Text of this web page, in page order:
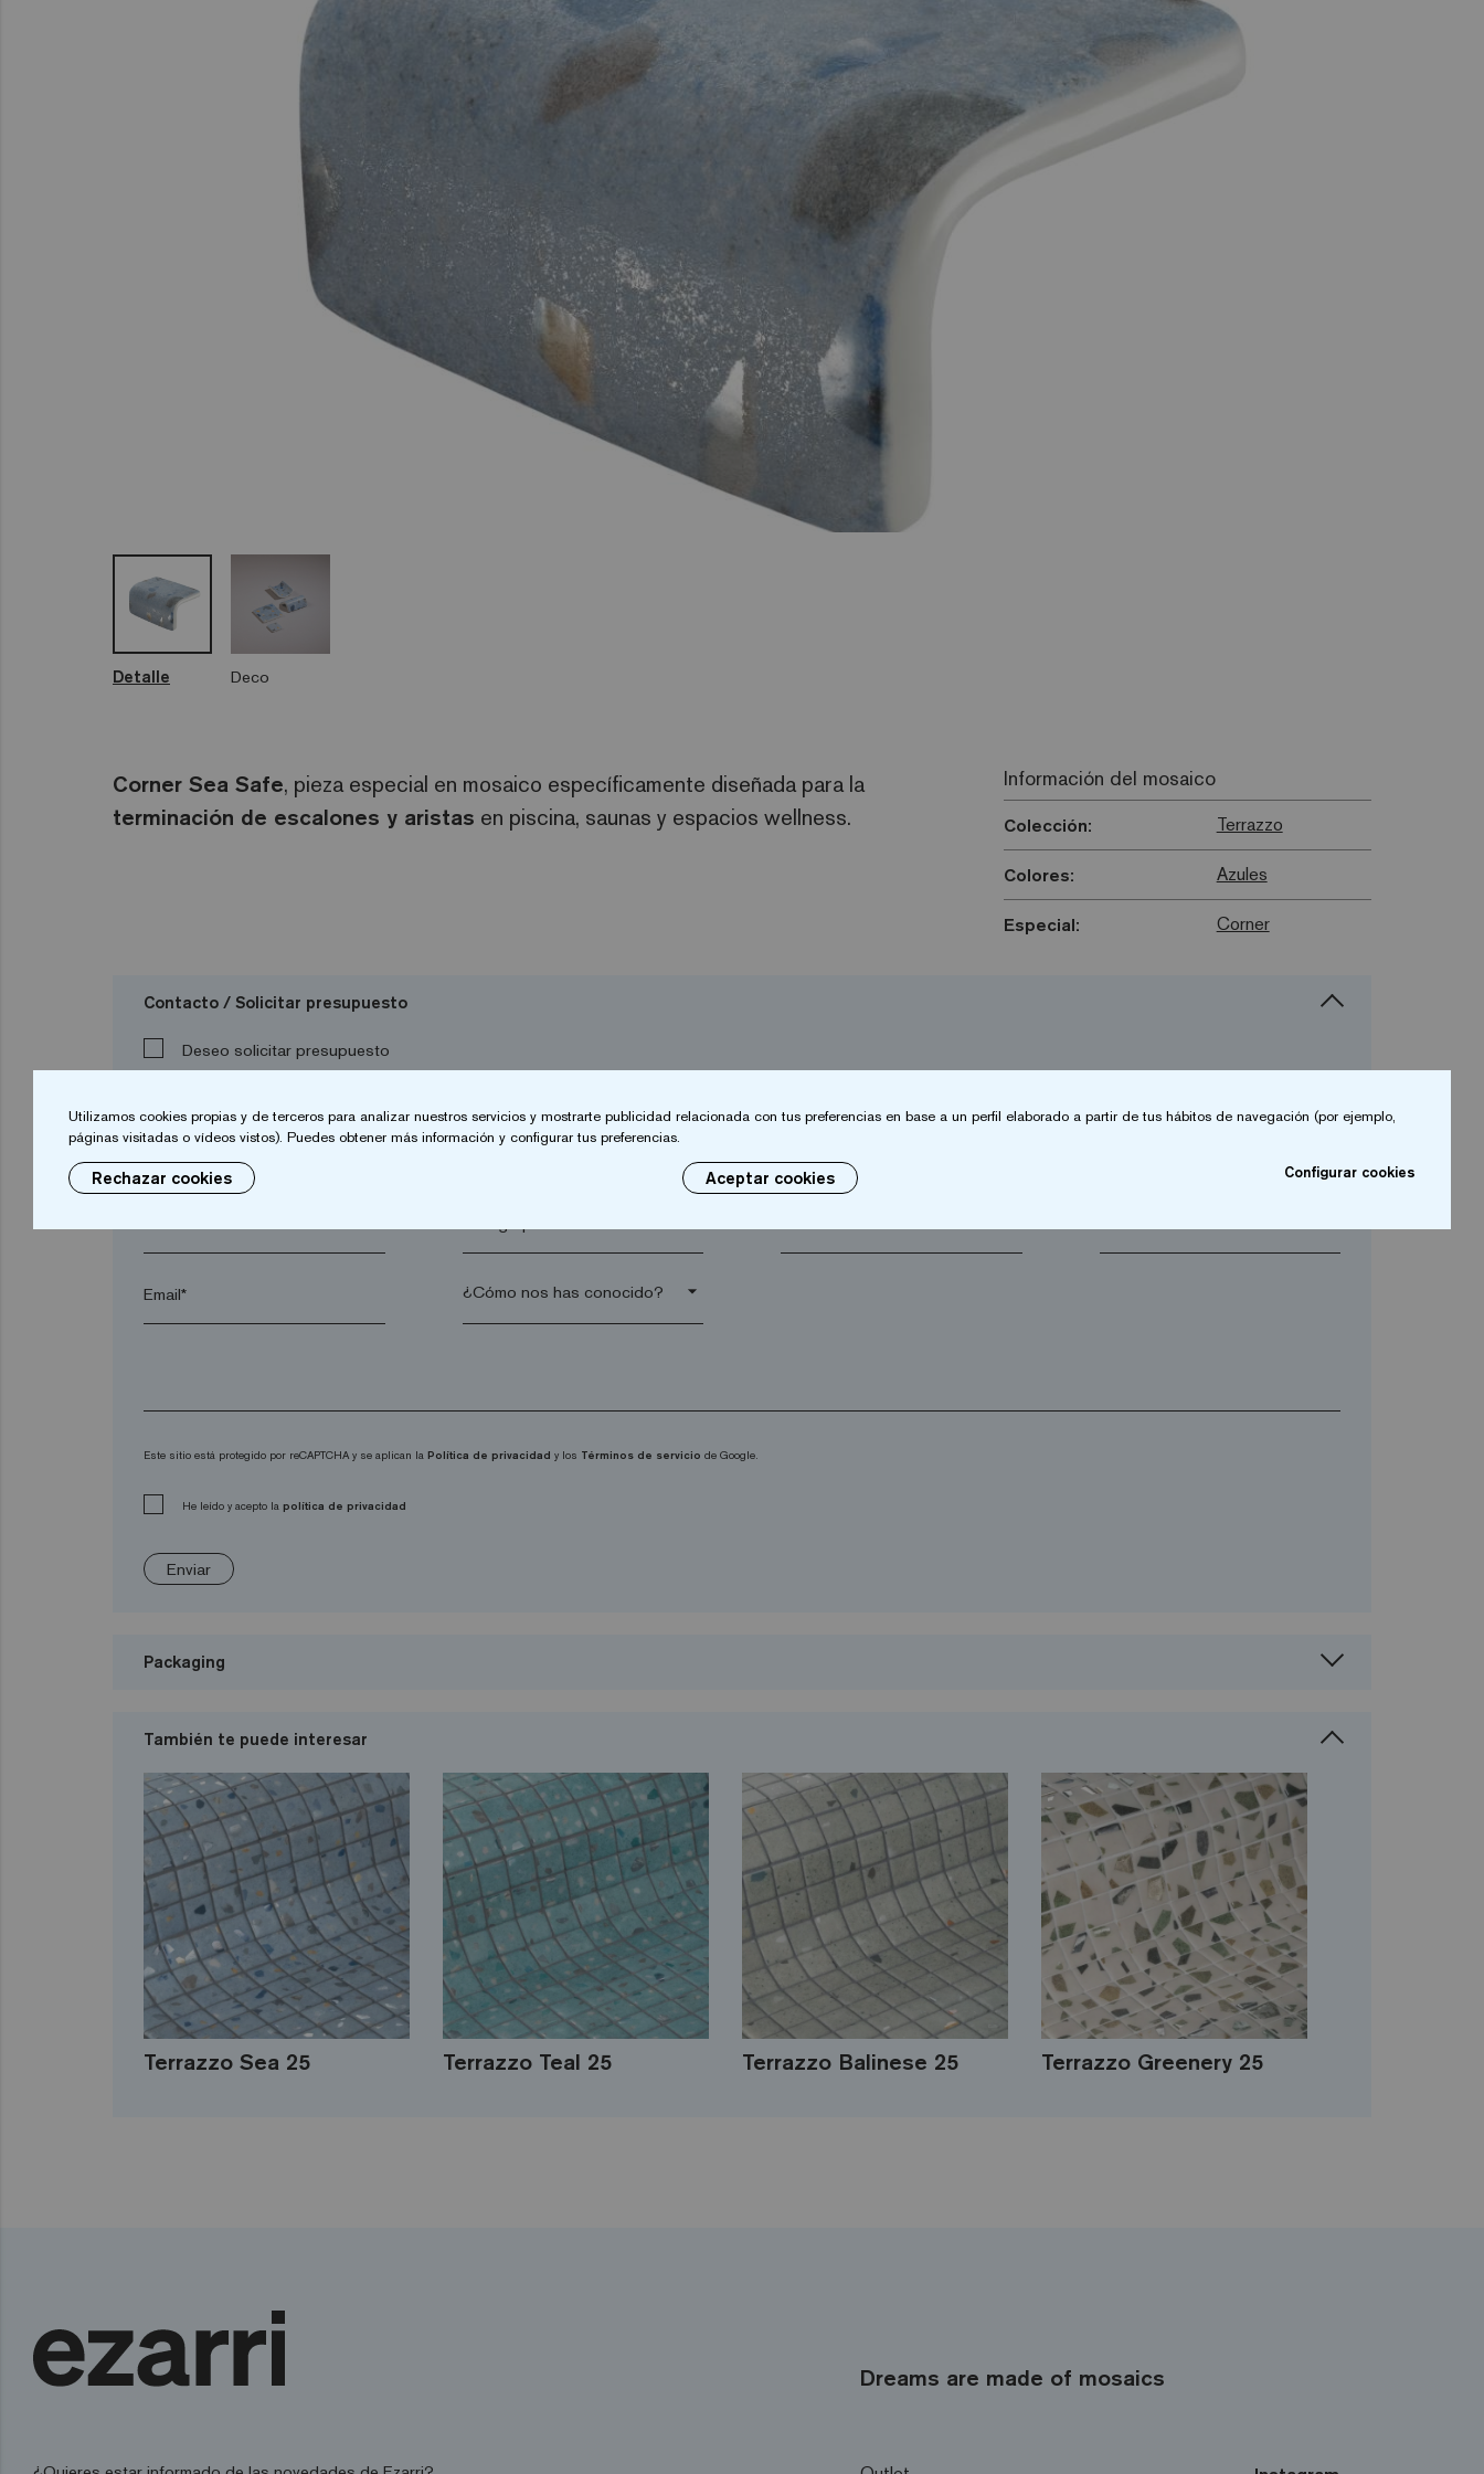
Detalle Deco
Corner Sea Safe, pieza especial en mosaico específicamente diseñada para la
terminación de escalones y aristas en piscina, saunas y espacios wellness.
Información del mosaico
Colección: Terrazzo
Colores: Azules
Especial: Corner
Contacto / Solicitar presupuesto
Deseo solicitar presupuesto
Email* arrow_drop_down
Este sitio está protegido por reCAPTCHA y se aplican la Política de privacidad y los Términos de servicio de Google.
He leído y acepto la política de privacidad
Enviar
Packaging
También te puede interesar
Terrazzo Sea 25 Terrazzo Teal 25 Terrazzo Balinese 25 Terrazzo Greenery 25
Dreams are made of mosaics
Utilizamos cookies propias y de terceros para analizar nuestros servicios y mostrarte publicidad relacionada con tus preferencias en base a un perfil elaborado a partir de tus hábitos de navegación (por ejemplo,
páginas visitadas o vídeos vistos). Puedes obtener más información y configurar tus preferencias.
Rechazar cookies Aceptar cookies Configurar cookies